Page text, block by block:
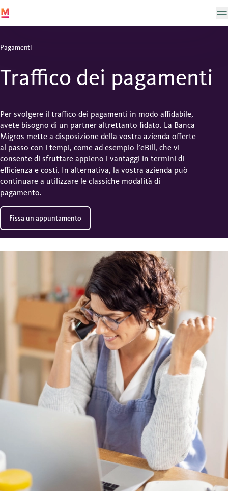
Pagamenti
Traffico dei pagamenti
Per svolgere il traffico dei pagamenti in modo affidabile,
avete bisogno di un partner altrettanto fidato. La Banca
Migros mette a disposizione della vostra azienda offerte
al passo con i tempi, come ad esempio l’eBill, che vi
consente di sfruttare appieno i vantaggi in termini di
efficienza e costi. In alternativa, la vostra azienda può
continuare a utilizzare le classiche modalità di
pagamento.
Fissa un appuntamento